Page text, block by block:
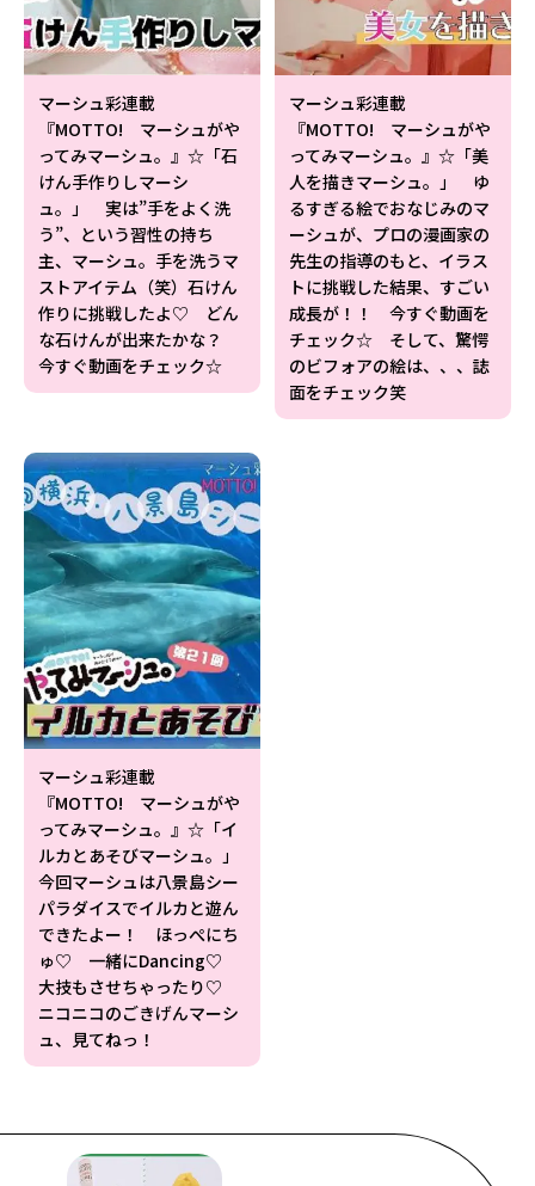
マーシュ彩連載
『MOTTO! マーシュがや
ってみマーシュ。』☆「石
けん手作りしマーシ
ュ。」 実は”手をよく洗
う”、という習性の持ち
主、マーシュ。手を洗うマ
ストアイテム（笑）石けん
作りに挑戦したよ♡ どん
な石けんが出来たかな？
今すぐ動画をチェック☆
マーシュ彩連載
『MOTTO! マーシュがや
ってみマーシュ。』☆「美
人を描きマーシュ。」 ゆ
るすぎる絵でおなじみのマ
ーシュが、プロの漫画家の
先生の指導のもと、イラス
トに挑戦した結果、すごい
成長が！！ 今すぐ動画を
チェック☆ そして、驚愕
のビフォアの絵は、、、誌
面をチェック笑
マーシュ彩連載
『MOTTO! マーシュがや
ってみマーシュ。』☆「イ
ルカとあそびマーシュ。」
今回マーシュは八景島シー
パラダイスでイルカと遊ん
できたよー！ ほっぺにち
ゅ♡ 一緒にDancing♡
大技もさせちゃったり♡
ニコニコのごきげんマーシ
ュ、見てねっ！